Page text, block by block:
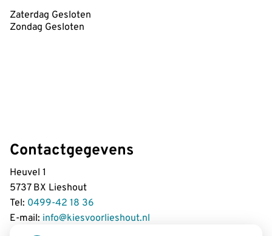
Zaterdag Gesloten
Zondag Gesloten
Contactgegevens
Heuvel 1
5737 BX Lieshout
Tel: 0499-42 18 36
E-mail: info@kiesvoorlieshout.nl